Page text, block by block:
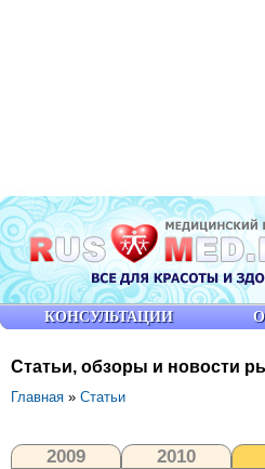
Статьи, обзоры и новости
Главная » Статьи
2009 2010
КОНСУЛЬТАЦИИ